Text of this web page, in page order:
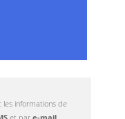
les informations de